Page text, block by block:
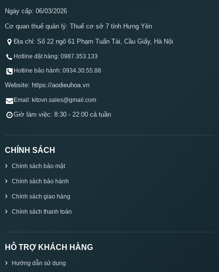
Ngày cấp: 06/03/2026
Cơ quan thuế quản lý: Thuế cơ sở 7 tỉnh Hưng Yên
Địa chỉ: Số 22 ngõ 61 Phạm Tuấn Tài, Cầu Giấy, Hà Nội
Hotline đặt hàng: 0987.353.133
Hotline bảo hành: 0934.30.55.88
Website: https://aodieuhoa.vn
Email: kitovn.sales@gmail.com
Giờ làm việc: 8:30 - 22:00 cả tuần
CHÍNH SÁCH
Chính sách bảo mật
Chính sách bảo hành
Chính sách giao hàng
Chính sách thanh toán
HỖ TRỢ KHÁCH HÀNG
Hướng dẫn sử dụng